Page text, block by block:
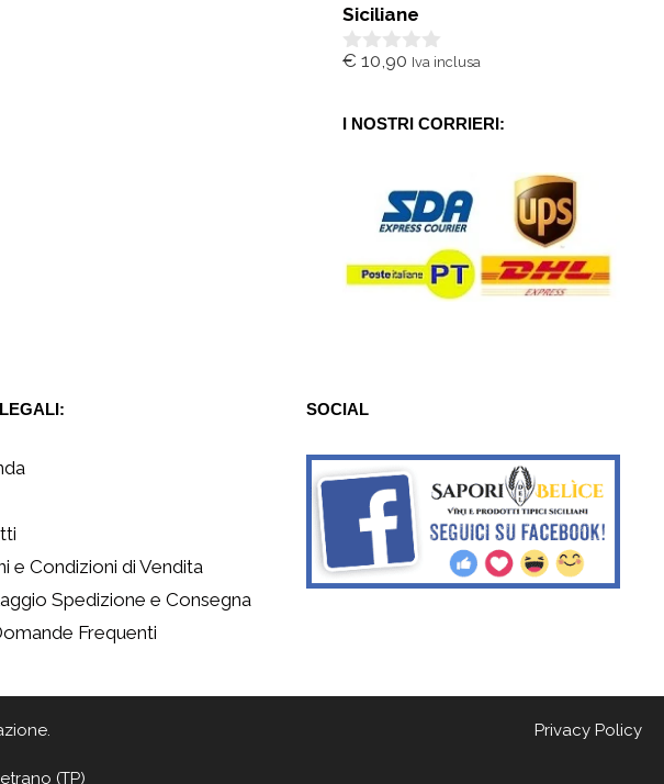
Siciliane
0
5
€ 10,90 Iva inclusa
I NOSTRI CORRIERI:
e Condizioni di Vendita
Spedizione e Consegna
Frequenti
SOCIAL
Privacy Policy
(TP)